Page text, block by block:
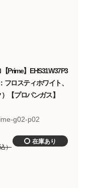
Prime】EHS31W37P3
ロスティホワイト、
【プロパンガス】
g02-p02
）